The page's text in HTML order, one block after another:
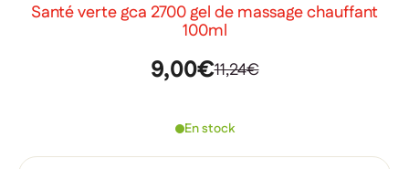
Santé verte gca 2700 gel de massage chauffant
100ml
9,00€11,24€
En stock